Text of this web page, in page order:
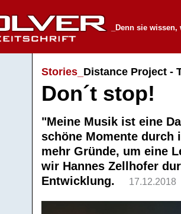
_Denn sie
Stories_ Distance Project -
Don´t stop!
"Meine Musik ist eine
schöne Momente durch
mehr Gründe, um eine
wir Hannes Zellhofer
Entwicklung.
17.12.2018